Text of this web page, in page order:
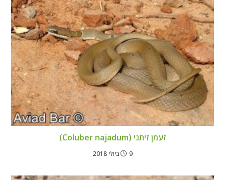
זעמן זיתני (Coluber najadum)
9 ביולי 2018